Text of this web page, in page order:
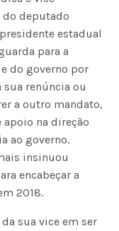
do deputado
estadual
para a
do governo por
renúncia ou
a outro mandato,
na direção
ao governo.
insinuou
encabeçar a
2018.
sua vice em ser